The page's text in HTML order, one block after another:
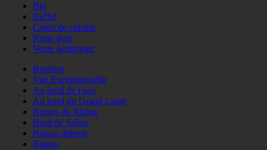
Bio
Buffet
Cours de cuisine
Resto àvin
Vente àemporter
Rooftop
Vue Exceptionnelle
Au bord de l'eau
Au bord du Grand Large
Berges du Rhône
Bord de Saône
Nature détente
Bateau